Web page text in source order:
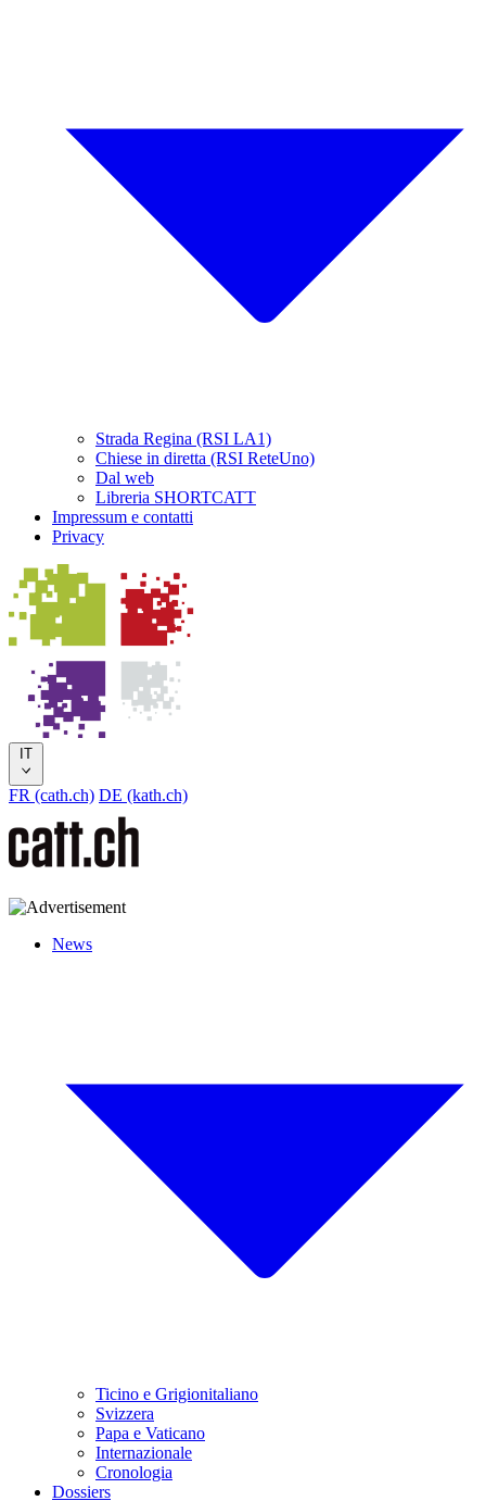
Strada Regina (RSI LA1)
Chiese in diretta (RSI ReteUno)
Dal web
Libreria SHORTCATT
Impressum e contatti
Privacy
IT
FR (cath.ch) DE (kath.ch)
News
Ticino e Grigionitaliano
Svizzera
Papa e Vaticano
Internazionale
Cronologia
Dossiers